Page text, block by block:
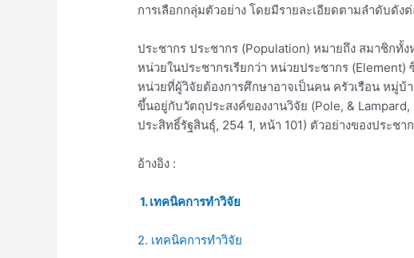
การเลือกกลุ่มตัวอย่าง โดยมีรายละเอียดตามลำดับดัง
ประชากร ประชากร (Population) หมายถึง สมาชิกทั้
หน่วยในประชากรเรียกว่า หน่วยประชากร
หน่วยที่ผู้วิจัยต้องการศึกษาอาจเป็นคน ครัวเรือน หมู่
ขึ้นอยู่กับวัตถุประสงค์ของงานวิจัย (Pole, &
ประสิทธิ์รัฐสินธุ์, 254 1, หน้า 101) ตัวอย่างของประชา
อ้างอิง :
1. เทคนิคการทำวิจัย
2. เทคนิคการทำวิจัย